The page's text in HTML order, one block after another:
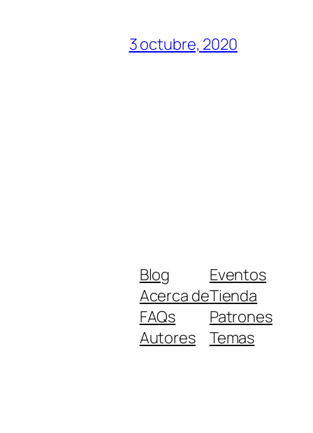
3 octubre, 2020
Blog
Acerca de
FAQs
Autores
Eventos
Tienda
Patrones
Temas